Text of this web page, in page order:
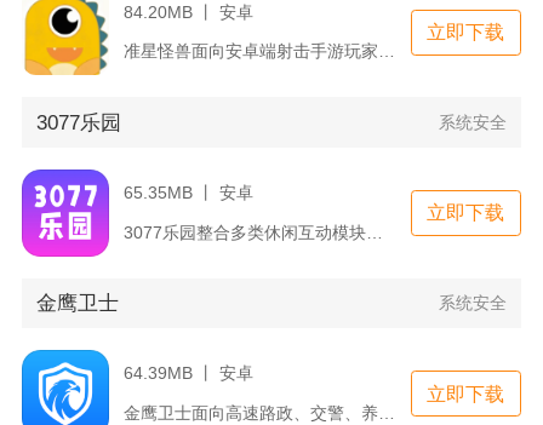
84.20MB 丨 安卓
准星怪兽面向安卓端射击手游玩家，主打屏幕叠加准星与游戏画面调...
立即下载
3077乐园 系统安全
65.35MB 丨 安卓
3077乐园整合多类休闲互动模块，覆盖绘画创作、脑力答题、影...
立即下载
金鹰卫士 系统安全
64.39MB 丨 安卓
金鹰卫士面向高速路政、交警、养护管理人员打造，依托物联网与A...
立即下载